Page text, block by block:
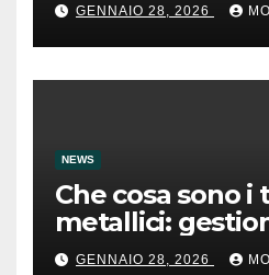
GENNAIO 28, 2026
NEWS
Che cosa sono i
metallici:
GENNAIO 28, 2026